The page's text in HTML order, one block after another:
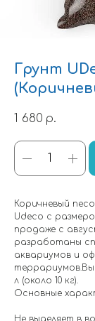
Грунт
1 680 р.
Коричневый
Udeco с
продаже с
разработаны
аквариумов и
л (около 10 кг).
Основные
Не выделяет в